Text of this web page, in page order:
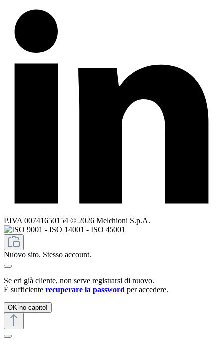
P.IVA 00741650154 © 2026 Melchioni S.p.A.
Nuovo sito. Stesso account.
Se eri già cliente, non serve registrarsi di nuovo.
È sufficiente recuperare la password per accedere.
OK ho capito!